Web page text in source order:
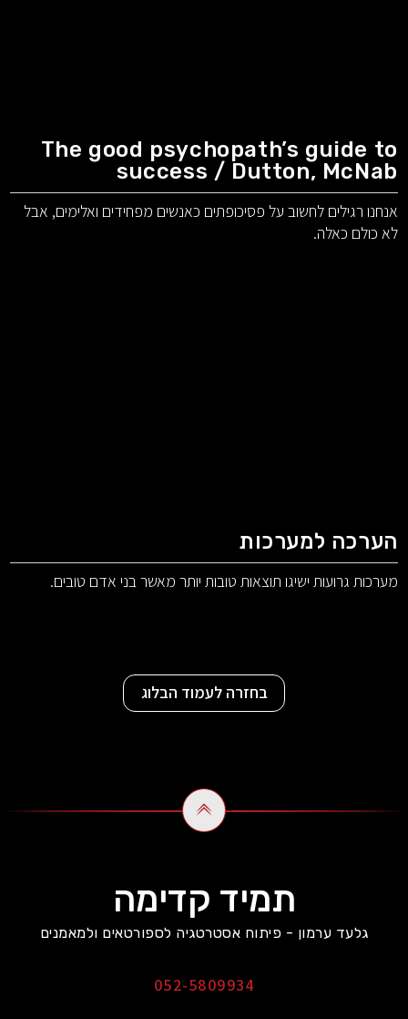
The good psychopath’s guide to
success / Dutton, McNab
אנחנו רגילים לחשוב על פסיכופתים כאנשים מפחידים ואלימים, אבל
לא כולם כאלה.
הערכה למערכות
מערכות גרועות ישיגו תוצאות טובות יותר מאשר בני אדם טובים.
בחזרה לעמוד הבלוג
תמיד קדימה
גלעד ערמון - פיתוח אסטרטגיה לספורטאים ולמאמנים
052-5809934